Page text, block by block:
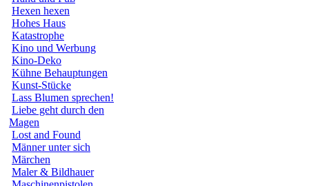
Hexen hexen
Hohes Haus
Katastrophe
Kino und Werbung
Kino-Deko
Kühne Behauptungen
Kunst-Stücke
Lass Blumen sprechen!
Liebe geht durch den
Magen
Lost and Found
Männer unter sich
Märchen
Maler & Bildhauer